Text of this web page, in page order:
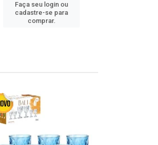
Faça seu login ou
cadastre-se para
comprar.